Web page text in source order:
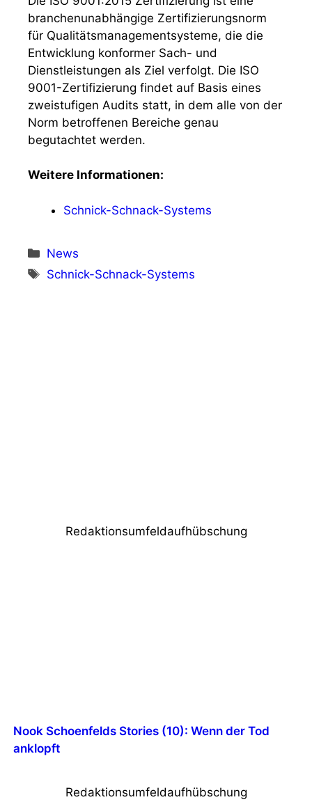
branchenunabhängige Zertifizierungsnorm
für Qualitätsmanagementsysteme, die die
Entwicklung konformer Sach- und
Dienstleistungen als Ziel verfolgt. Die ISO
9001-Zertifizierung findet auf Basis eines
zweistufigen Audits statt, in dem alle von der
Norm betroffenen Bereiche genau
begutachtet werden.
Weitere Informationen:
Schnick-Schnack-Systems
Kategorien
News
Schlagwörter
Schnick-Schnack-Systems
Redaktionsumfeldaufhübschung
Nook Schoenfelds Stories (10): Wenn der Tod
anklopft
Redaktionsumfeldaufhübschung